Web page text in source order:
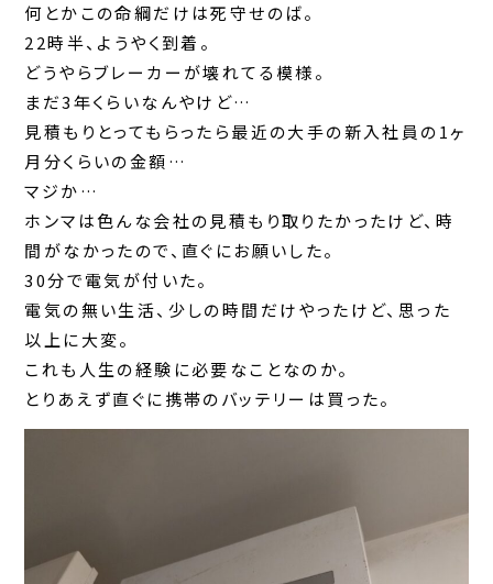
何とかこの命綱だけは死守せのば。
22時半、ようやく到着。
どうやらブレーカーが壊れてる模様。
まだ3年くらいなんやけど…
見積もりとってもらったら最近の大手の新入社員の1ヶ
月分くらいの金額…
マジか…
ホンマは色んな会社の見積もり取りたかったけど、時
間がなかったので、直ぐにお願いした。
30分で電気が付いた。
電気の無い生活、少しの時間だけやったけど、思った
以上に大変。
これも人生の経験に必要なことなのか。
とりあえず直ぐに携帯のバッテリーは買った。